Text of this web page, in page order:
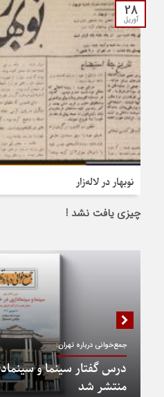
28
آوریل
نوبهار در لاله‌زار
چیزی یافت نشد !
جمع‌خوانی درباره تهران:
درس گفتار سینما و
منتشر شد